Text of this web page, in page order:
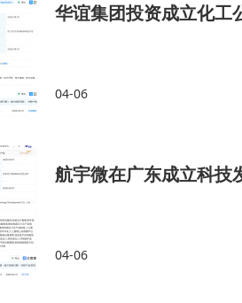
华谊集团投资成立化工
04-06
航宇微在广东成立科技
04-06